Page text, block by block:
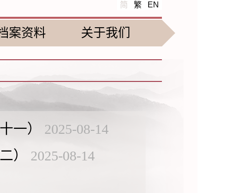
简 繁 EN
案资料 关于我们
一）
2025-08-14
）
2025-08-14